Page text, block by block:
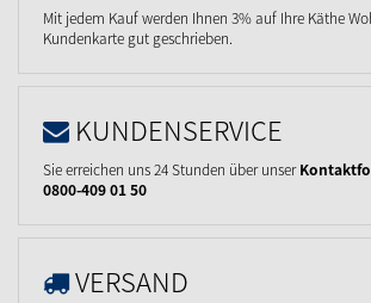
Mit jedem Kauf werden Ihnen 3% auf Ihre Käthe
Kundenkarte gut geschrieben.
KUNDENSERVICE
Sie erreichen uns 24 Stunden über unser
0800-409 01 50
VERSAND